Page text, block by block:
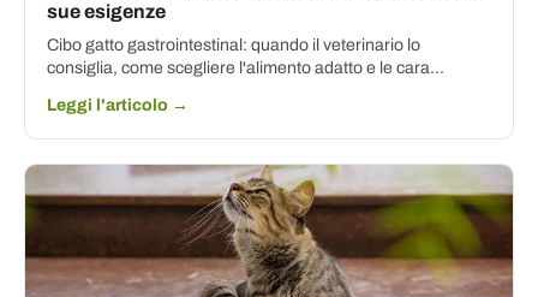
sue esigenze
Cibo gatto gastrointestinal: quando il veterinario lo
consiglia, come scegliere l'alimento adatto e le cara...
Leggi l'articolo →